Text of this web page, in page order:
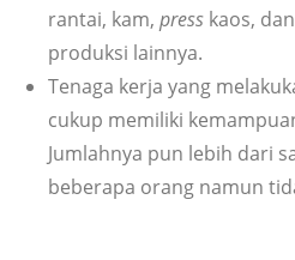
rantai, kam, press kaos,
produksi lainnya.
Tenaga kerja yang
cukup memiliki
Jumlahnya pun lebih dari
beberapa orang namun